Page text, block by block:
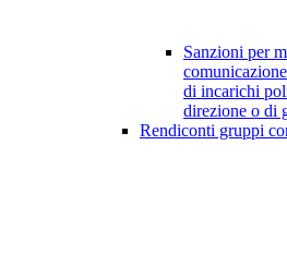
Sanzioni per
di incarichi
direzione o di
Rendiconti gruppi